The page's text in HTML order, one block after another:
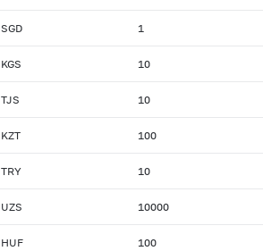
SGD 1
KGS 10
TJS 10
KZT 100
TRY 10
UZS 10000
HUF 100